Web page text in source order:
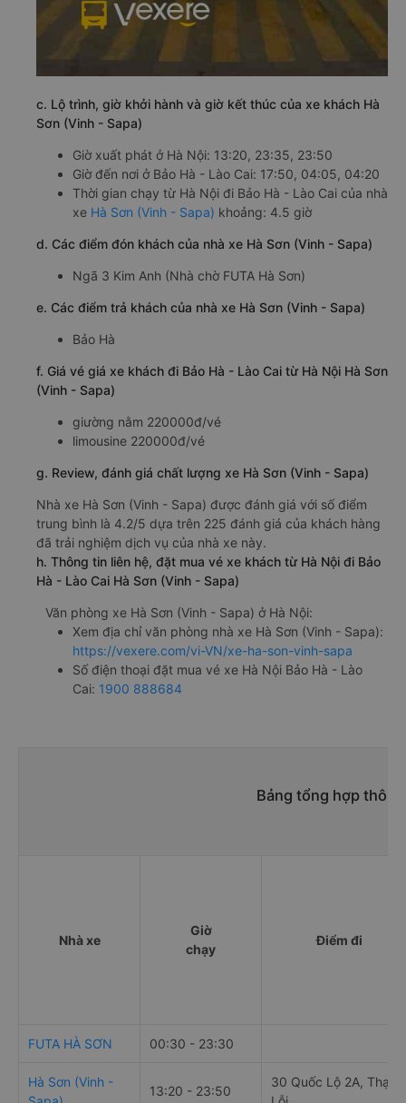
c. Lộ trình, giờ khởi hành và giờ kết thúc của xe khách Hà
Sơn (Vinh - Sapa)
Giờ xuất phát ở Hà Nội: 13:20, 23:35, 23:50
Giờ đến nơi ở Bảo Hà - Lào Cai: 17:50, 04:05, 04:20
Thời gian chạy từ Hà Nội đi Bảo Hà - Lào Cai của nhà
xe Hà Sơn (Vinh - Sapa) khoảng: 4.5 giờ
d. Các điểm đón khách của nhà xe Hà Sơn (Vinh - Sapa)
Ngã 3 Kim Anh (Nhà chờ FUTA Hà Sơn)
e. Các điểm trả khách của nhà xe Hà Sơn (Vinh - Sapa)
Bảo Hà
f. Giá vé giá xe khách đi Bảo Hà - Lào Cai từ Hà Nội Hà Sơn
(Vinh - Sapa)
giường nằm 220000đ/vé
limousine 220000đ/vé
g. Review, đánh giá chất lượng xe Hà Sơn (Vinh - Sapa)
Nhà xe Hà Sơn (Vinh - Sapa) được đánh giá với số điểm
trung bình là 4.2/5 dựa trên 225 đánh giá của khách hàng
đã trải nghiệm dịch vụ của nhà xe này.
h. Thông tin liên hệ, đặt mua vé xe khách từ Hà Nội đi Bảo
Hà - Lào Cai Hà Sơn (Vinh - Sapa)
Văn phòng xe Hà Sơn (Vinh - Sapa) ở Hà Nội:
Xem địa chỉ văn phòng nhà xe Hà Sơn (Vinh - Sapa):
https://vexere.com/vi-VN/xe-ha-son-vinh-sapa
Số điện thoại đặt mua vé xe Hà Nội Bảo Hà - Lào
Cai: 1900 888684
Bảng tổng hợp
Nhà xe
Giờ
chạy
Điểm đi
FUTA HÀ SƠN 00:30 - 23:30
Hà Sơn (Vinh -
13:20 - 23:50
30 Quốc Lộ 2A, Thạch